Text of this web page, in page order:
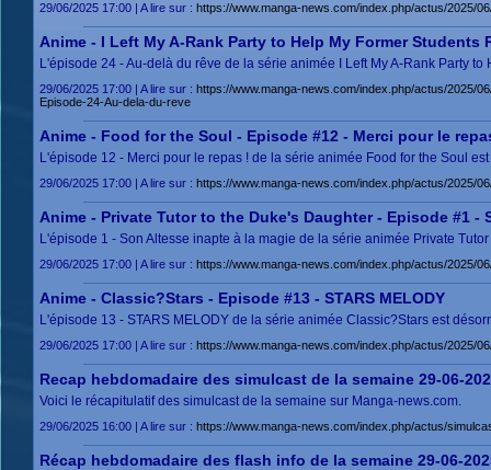
29/06/2025 17:00 | A lire sur : https://www.manga-news.com/index.php/actus/2025/
Anime - I Left My A-Rank Party to Help My Former
L'épisode 24 - Au-delà du rêve de la série animée I Left My A-Rank Party
29/06/2025 17:00 | A lire sur : https://www.manga-news.com/index.php/actus/2025/
Episode-24-Au-dela-du-reve
Anime - Food for the Soul - Episode #12 - Merci pour le
L'épisode 12 - Merci pour le repas ! de la série animée Food for the Soul
29/06/2025 17:00 | A lire sur : https://www.manga-news.com/index.php/actus/2025/
Anime - Private Tutor to the Duke's Daughter - Episode #1 -
L'épisode 1 - Son Altesse inapte à la magie de la série animée Private
29/06/2025 17:00 | A lire sur : https://www.manga-news.com/index.php/actus/2025/
Anime - Classic?Stars - Episode #13 - STARS MELODY
L'épisode 13 - STARS MELODY de la série animée Classic?Stars est
29/06/2025 17:00 | A lire sur : https://www.manga-news.com/index.php/actus/2025/
Recap hebdomadaire des simulcast de la semaine 29-06-
Voici le récapitulatif des simulcast de la semaine sur Manga-news.com.
29/06/2025 16:00 | A lire sur : https://www.manga-news.com/index.php/actus/
Récap hebdomadaire des flash info de la semaine 29-06-